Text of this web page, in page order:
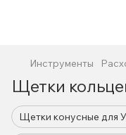
Инструменты
Щетки
Щетки конусные